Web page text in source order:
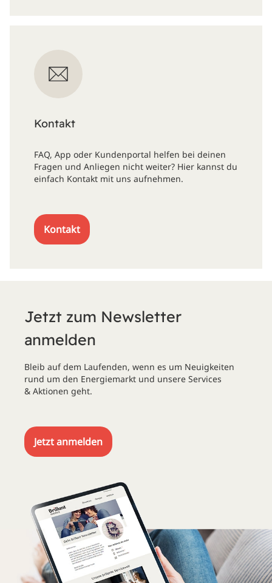
Kontakt
FAQ, App oder Kundenportal helfen bei deinen
Fragen und Anliegen nicht weiter? Hier kannst du
einfach Kontakt mit uns aufnehmen.
Kontakt
Jetzt zum Newsletter
anmelden
Bleib auf dem Laufenden, wenn es um Neuigkeiten
rund um den Energiemarkt und unsere Services
& Aktionen geht.
Jetzt anmelden